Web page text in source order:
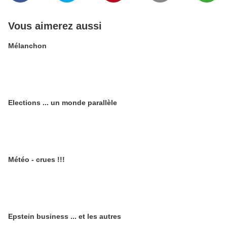
Vous aimerez aussi
Mélanchon
Elections ... un monde parallèle
Météo - crues !!!
Epstein business ... et les autres